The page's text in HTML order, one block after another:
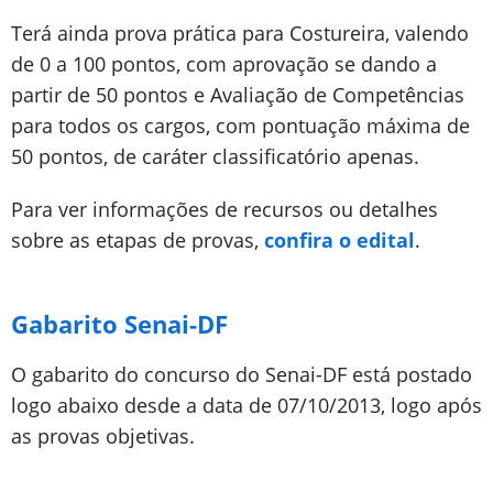
Terá ainda prova prática para Costureira, valendo
de 0 a 100 pontos, com aprovação se dando a
partir de 50 pontos e Avaliação de Competências
para todos os cargos, com pontuação máxima de
50 pontos, de caráter classificatório apenas.
Para ver informações de recursos ou detalhes
sobre as etapas de provas, confira o edital.
Gabarito Senai-DF
O gabarito do concurso do Senai-DF está postado
logo abaixo desde a data de 07/10/2013, logo após
as provas objetivas.